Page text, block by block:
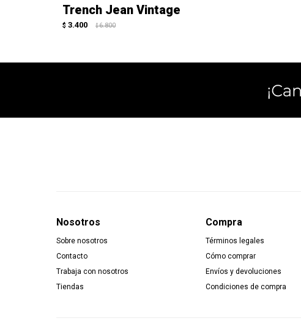
Trench Jean Vintage
$ 3.400 $ 6.800
Nosotros
Sobre nosotros
Contacto
Trabaja con nosotros
Tiendas
Compra
Términos legales
Cómo comprar
Envíos y devoluciones
Condiciones de compra